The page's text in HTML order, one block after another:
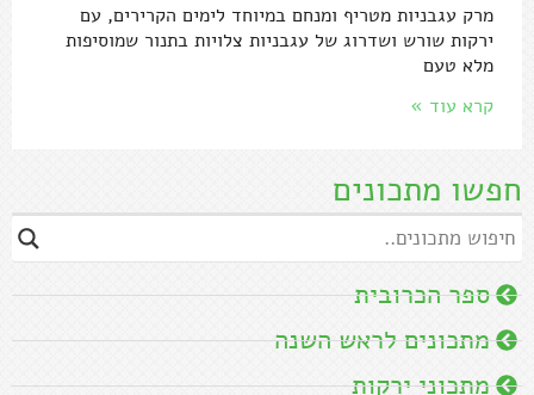
חפשו מתכונים
ספר הכרובית
מתכונים לראש השנה
מתכוני ירקות
מרק עגבניות מטריף ומנחם במיוחד לימים הקרירים, עם
ירקות שורש ושדרוג של עגבניות צלויות בתנור שמוסיפות
מלא טעם
קרא עוד »